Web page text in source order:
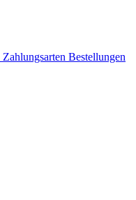
Zahlungsarten Bestellungen